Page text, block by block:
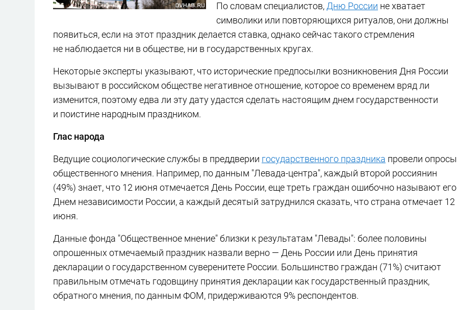
По словам специалистов, Дню России не хватает
символики или повторяющихся ритуалов, они должны
появиться, если на этот праздник делается ставка, однако сейчас такого стремления
не наблюдается ни в обществе, ни в государственных кругах.
Некоторые эксперты указывают, что исторические предпосылки возникновения Дня России
вызывают в российском обществе негативное отношение, которое со временем вряд ли
изменится, поэтому едва ли эту дату удастся сделать настоящим днем государственности
и поистине народным праздником.
Глас народа
Ведущие социологические службы в преддверии государственного праздника провели опросы
общественного мнения. Например, по данным "Левада-центра", каждый второй россиянин
(49%) знает, что 12 июня отмечается День России, еще треть граждан ошибочно называют его
Днем независимости России, а каждый десятый затруднился сказать, что страна отмечает 12
июня.
Данные фонда "Общественное мнение" близки к результатам "Левады": более половины
опрошенных отмечаемый праздник назвали верно — День России или День принятия
декларации о государственном суверенитете России. Большинство граждан (71%) считают
правильным отмечать годовщину принятия декларации как государственный праздник,
обратного мнения, по данным ФОМ, придерживаются 9% респондентов.